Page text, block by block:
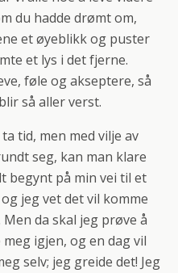
du hadde drømt om,
et øyeblikk og puster
et lys i det fjerne.
føle og akseptere, så
så aller verst.
tid, men med vilje av
seg, kan man klare
begynt på min vei til et
jeg vet det vil komme
da skal jeg prøve å
igjen, og en dag vil
selv; jeg greide det! Jeg